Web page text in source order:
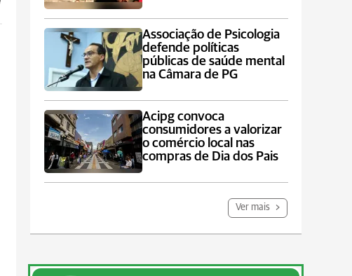
Associação de Psicologia
defende políticas
públicas de saúde mental
na Câmara de PG
Acipg convoca
consumidores a valorizar
o comércio local nas
compras de Dia dos Pais
Ver mais